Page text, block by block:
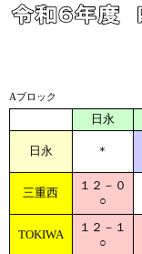
Aブロック
日永
日永 ＊
三重西
１２－０
○
TOKIWA
１２－１
○